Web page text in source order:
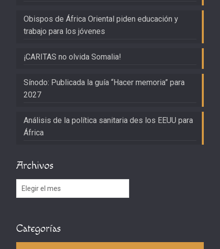
Obispos de África Oriental piden educación y
trabajo para los jóvenes
¡CARITAS no olvida Somalia!
Sínodo: Publicada la guía “Hacer memoria” para
2027
Análisis de la política sanitaria des los EEUU para
África
Archivos
Archivos
Categorías